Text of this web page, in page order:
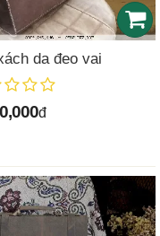
da đeo vai
đ